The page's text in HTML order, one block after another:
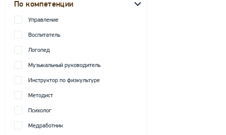
По компетенции
Управление
Воспитатель
Логопед
Музыкальный руководитель
Инструктор по физкультуре
Методист
Психолог
Медработник